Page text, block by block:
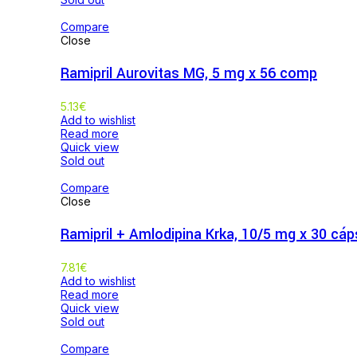
Compare
Close
Ramipril Aurovitas MG, 5 mg x 56 comp
5.13€
Add to wishlist
Read more
Quick view
Sold out
Compare
Close
Ramipril + Amlodipina Krka, 10/5 mg x 30
7.81€
Add to wishlist
Read more
Quick view
Sold out
Compare